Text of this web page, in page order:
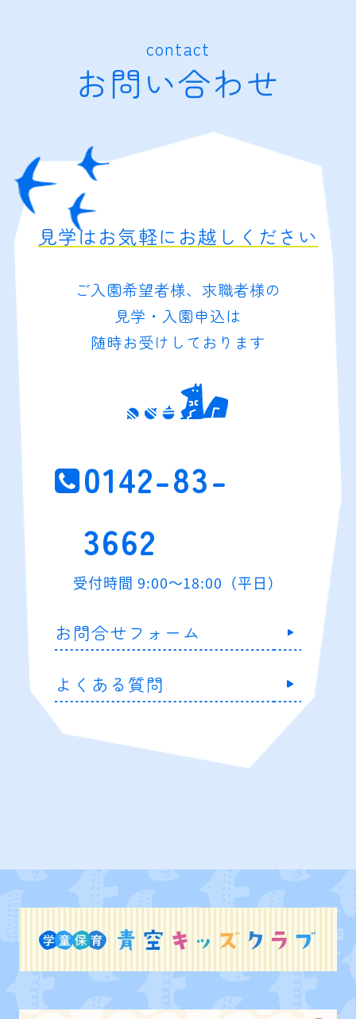
contact
お問い合わせ
見学はお気軽にお越しください
ご入園希望者様、求職者様の
見学・入園申込は
随時お受けしております
0142-83-
3662
受付時間 9:00～18:00（平日）
お問合せフォーム
よくある質問